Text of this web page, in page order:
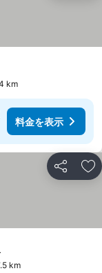
km
料金を表示
シェア お
km